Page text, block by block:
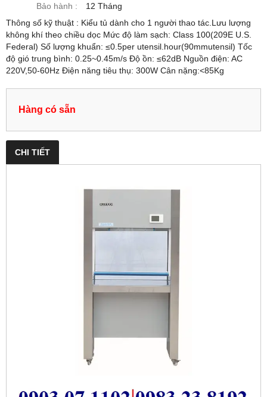
Bảo hành :
12 Tháng
Thông số kỹ thuật : Kiểu tủ dành cho 1 người thao tác.Lưu lượng
không khí theo chiều dọc Mức độ làm sạch: Class 100(209E U.S.
Federal) Số lượng khuẩn: ≤0.5per utensil.hour(90mmutensil) Tốc
độ gió trung bình: 0.25~0.45m/s Độ ồn: ≤62dB Nguồn điện: AC
220V,50-60Hz Điện năng tiêu thụ: 300W Cân nặng:<85Kg
Hàng có sẵn
CHI TIẾT